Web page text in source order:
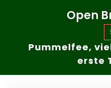
Open
Pummelfee,
erste